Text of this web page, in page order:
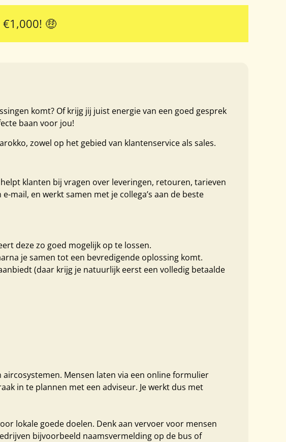
🤑
komt? Of krijg jij juist energie van een goed gesprek
baan voor jou!
zowel op het gebied van klantenservice als sales.
klanten bij vragen over leveringen, retouren, tarieven
mail, en werkt samen met je collega’s aan de beste
deze zo goed mogelijk op te lossen.
je samen tot een bevredigende oplossing komt.
(daar krijg je natuurlijk eerst een volledig betaalde
Mensen laten via een online formulier
in te plannen met een adviseur. Je werkt dus met
lokale goede doelen. Denk aan vervoer voor mensen
bijvoorbeeld naamsvermelding op de bus of